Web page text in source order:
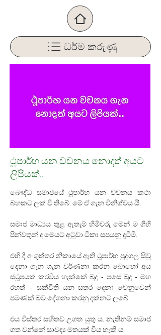
ධර්ම කරුණු
ථූපාර්හ යන වචනය නොදත් අයට
ලිපියක්..
බෞද්ධ සමාජයේ ථූපාර්හ යන වචනය කථා
බහකට ලක් වී තිබේ. මේ ඒ ගැන විනිශ්චය යි.
සමාජ මාධ්‍යය තුළ ඇතැම් හිමිවරු මෙන් ම ගිහි
පින්වතුන් ද මෙයට අටුවා ටීකා සපයනු දුටිමි.
එහි දී අංගුත්තර නිකායේ ඇති ථූපාර්හ පුද්ගල සිවු
දෙනා ගැන ගැන වර්ණනා කරන බොහෝ අය
ස්ථූපයක් කරවිය හැක්කේ බුදු - පසේ බුදු - මහ
රහත් - සක්විති යන සතර දෙනා වෙනුවෙන්
පමණක් බව දේශනා කරනු දක්නට ලබේ.
එය විස්තර සහිතව උගත යුතු ය. නැතිනම් සමාජ
ගත වන්නේ සාවද්‍ය මතයක් විය හැකි ය.